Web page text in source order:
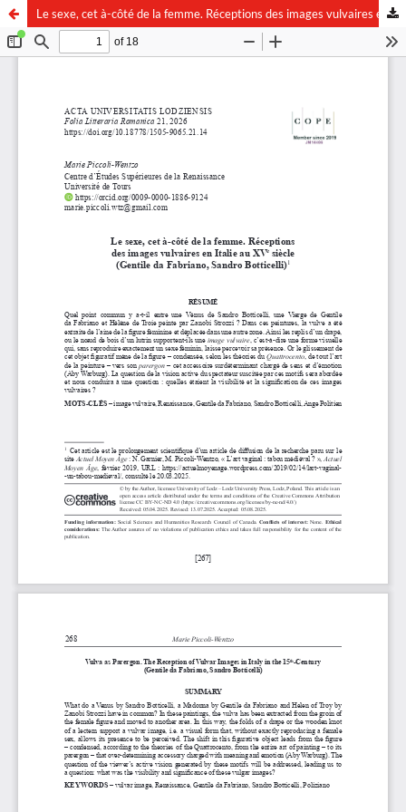
Le sexe, cet à-côté de la femme. Réceptions des images vulvaires en Italie au XVe siècle (Gentile da Fabriano, Sandro Botticelli)